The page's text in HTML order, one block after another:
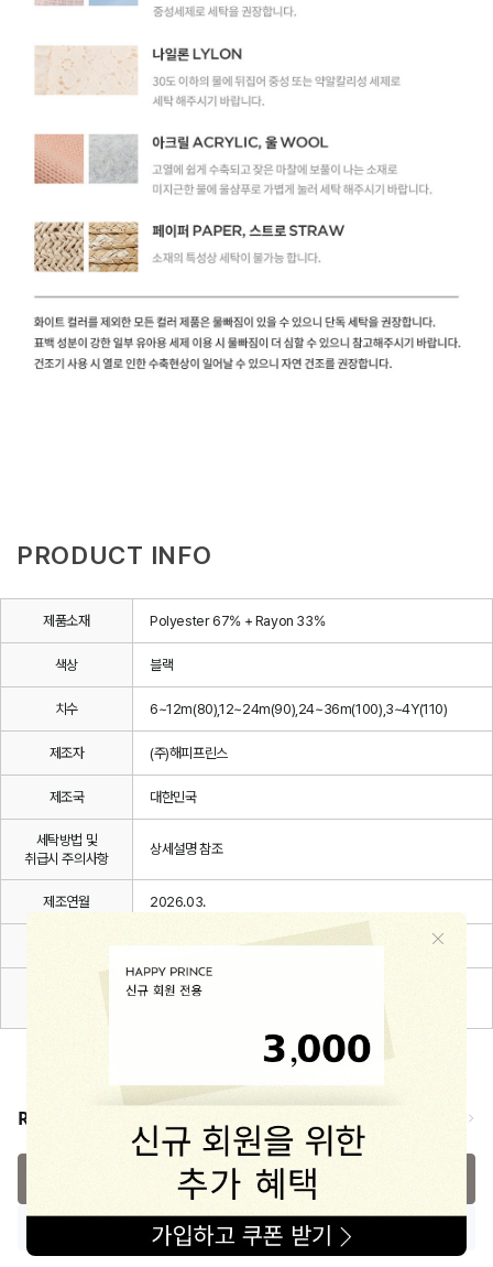
PRODUCT INFO
제품소재 Polyester 67% + Rayon 33%
색상 블랙
치수 6~12m(80),12~24m(90),24~36m(100),3~4Y(110)
제조자 (주)해피프린스
제조국 대한민국
세탁방법 및
취급시 주의사항
상세설명 참조
제조연월 2026.03.
관련 법 및 소비자 분쟁해결 규정에 따름
해피프린스/1668-1570